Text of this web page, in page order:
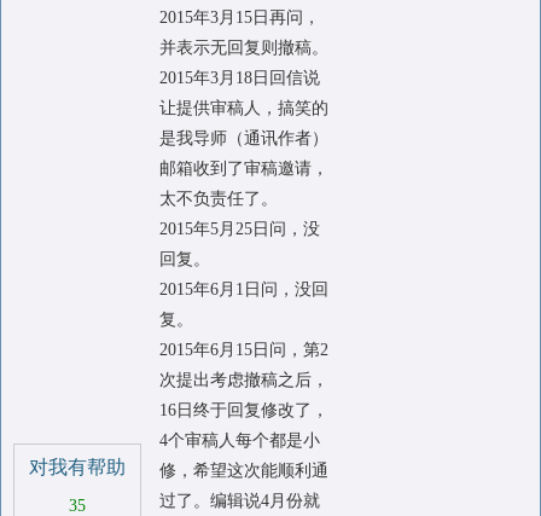
对我有帮助
35
2015年3月15日再问，
并表示无回复则撤稿。
2015年3月18日回信说
让提供审稿人，搞笑的
是我导师（通讯作者）
邮箱收到了审稿邀请，
太不负责任了。
2015年5月25日问，没
回复。
2015年6月1日问，没回
复。
2015年6月15日问，第2
次提出考虑撤稿之后，
16日终于回复修改了，
4个审稿人每个都是小
修，希望这次能顺利通
过了。编辑说4月份就